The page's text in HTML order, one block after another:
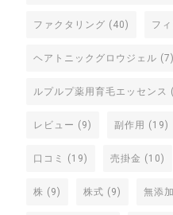
ファクタリング (40) フ
ヘアトニックグロウジェル (7)
ルプルプ薬用育毛エッセンス
レビュー (9) 副作用 (19)
口コミ (19) 売掛金 (10)
株 (9) 株式 (9) 無添加